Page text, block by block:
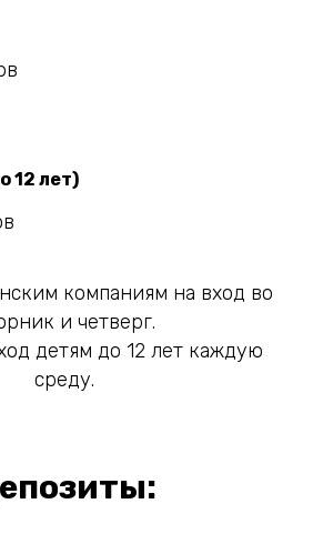
12 лет)
компаниям на вход во
и четверг.
детям до 12 лет каждую
среду.